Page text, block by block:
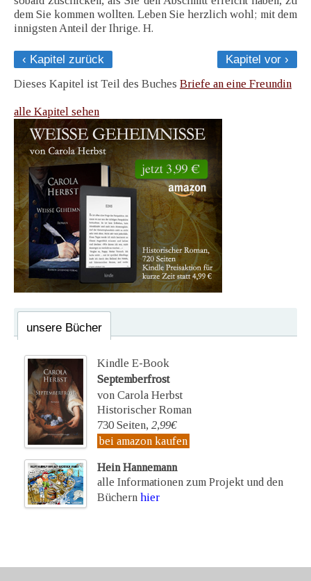
dem Sie kommen wollten. Leben Sie herzlich wohl; mit dem
innigsten Anteil der Ihrige. H.
‹ Kapitel zurück
Kapitel vor ›
Dieses Kapitel ist Teil des Buches Briefe an eine Freundin
alle Kapitel sehen
unsere Bücher
Kindle E-Book
Septemberfrost
von Carola Herbst
Historischer Roman
730 Seiten, 2,99€
bei amazon kaufen
Hein Hannemann
alle Informationen zum Projekt und den
Büchern hier